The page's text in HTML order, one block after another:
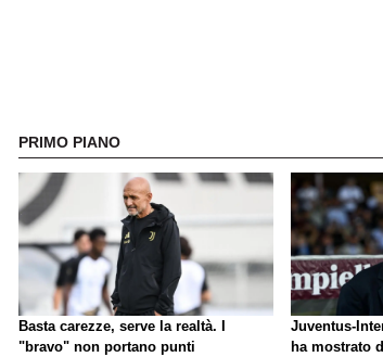
PRIMO PIANO
Basta carezze, serve la realtà. I
"bravo" non portano punti
Juventus-
ha mostrato